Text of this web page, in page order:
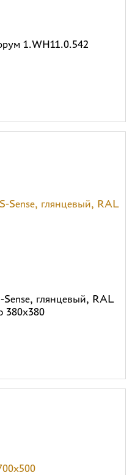
1.WH11.0.542
глянцевый, RAL
380x380